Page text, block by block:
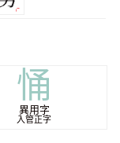
悀
異用字
入管正字